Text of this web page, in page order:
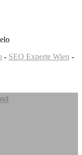
- SEO Experte Wien -